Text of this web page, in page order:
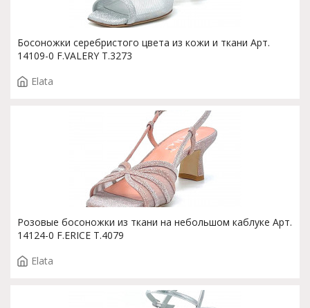
Босоножки серебристого цвета из кожи и ткани Арт.
14109-0 F.VALERY T.3273
Elata
Розовые босоножки из ткани на небольшом каблуке Арт.
14124-0 F.ERICE T.4079
Elata